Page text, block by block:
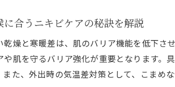
肌バ
乾燥
美容
に合うニキビケアの秘訣を解説
乾燥と寒暖差は、肌のバリア機能を低下さ
や肌を守るバリア強化が重要となります。
また、外出時の気温差対策として、こまめ